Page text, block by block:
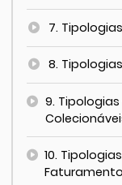
7.
8.
9.
10.